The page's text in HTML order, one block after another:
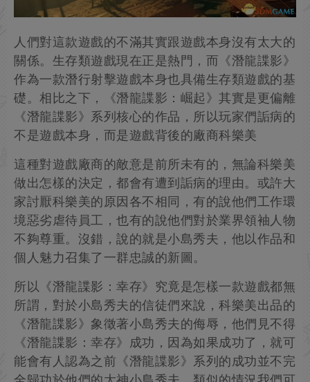
人們對這款遊戲的不滿其實跟遊戲本身沒有太大的
關係。生存類遊戲現在正是熱門，而《潛龍諜影》
作為一款潛行射擊遊戲本身也具備生存類遊戲的基
礎。相比之下，《潛龍諜影：崛起》其實是更偏離
《潛龍諜影》系列核心的作品，所以玩家們詬病的
不是遊戲本身，而是遊戲背後的廠商科樂美
這種對遊戲廠商的敵意是前所未有的，無論科樂美
做出怎樣的決定，都會有遭到詬病的理由。或許大
家討厭科樂美的原因各不相同，有的說他們工作環
境惡劣虐待員工，也有的說他們對於業界領袖人物
不夠尊重。沒錯，說的就是小島秀夫，他以作品和
個人魅力召集了一群忠誠的新圖。
所以《潛龍諜影：幸存》究竟是怎樣一款遊戲都無
所謂，對於小島秀夫的信徒們來說，科樂美出品的
《潛龍諜影》象徵著小島秀夫的侮辱，他們見不得
《潛龍諜影：幸存》成功，因為如果成功了，就可
能會有人認為之前《潛龍諜影》系列的成功並不完